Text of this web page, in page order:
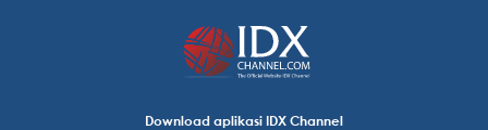
Download aplikasi IDX Channel